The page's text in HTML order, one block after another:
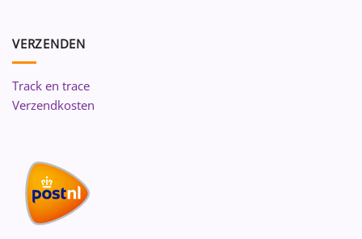
VERZENDEN
Track en trace
Verzendkosten